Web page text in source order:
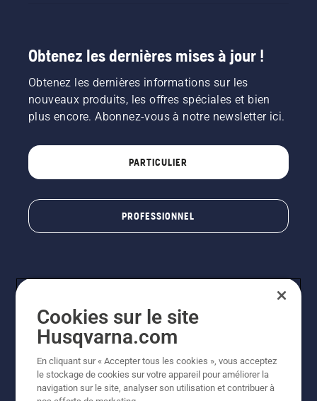
Obtenez les dernières mises à jour !
Obtenez les dernières informations sur les
nouveaux produits, les offres spéciales et bien
plus encore. Abonnez-vous à notre newsletter ici.
PARTICULIER
PROFESSIONNEL
© Husqvarna AB (publ). Tous droits réservés. Les prix
indiqués sont à titre indicatif de Husqvarna Schweiz AG
aux revendeurs participants, prix en CHF, TVA 8,1 % et
Cookies sur le site
Husqvarna.com
En cliquant sur « Accepter tous les cookies », vous acceptez
le stockage de cookies sur votre appareil pour améliorer la
navigation sur le site, analyser son utilisation et contribuer à